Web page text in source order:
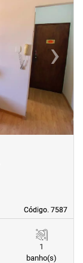
›Next
Código. 7587
Código. 7587
1
banho(s)